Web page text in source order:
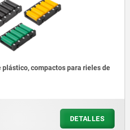
plástico, compactos para rieles de
DETALLES